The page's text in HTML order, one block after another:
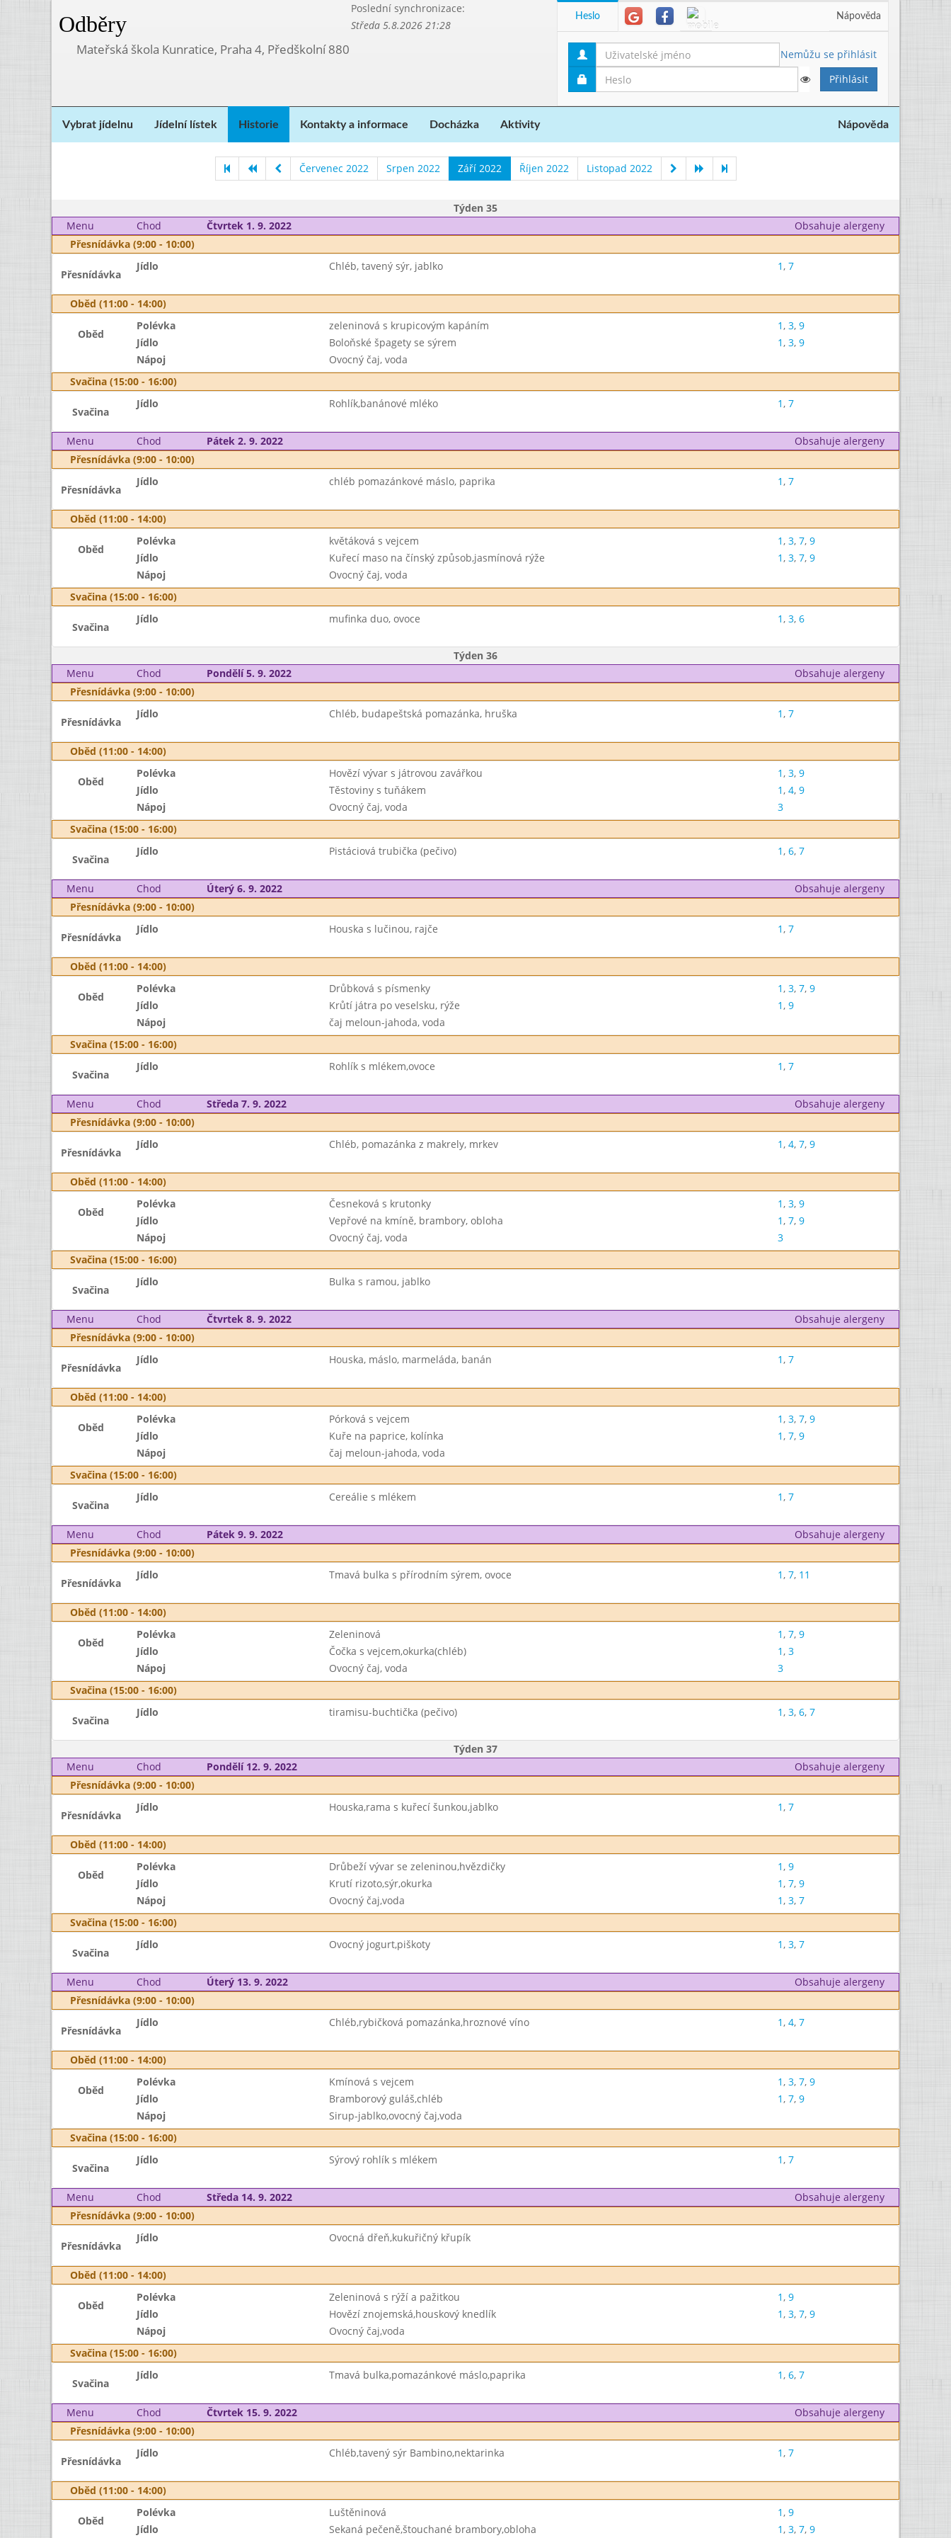
Odběry
Poslední synchronizace:
Středa 5.8.2026 21:28
Mateřská škola Kunratice, Praha 4, Předškolní 880
Heslo Nápověda
Nemůžu se přihlásit
Vybrat jídelnu Jídelní lístek Historie Kontakty a informace Docházka Aktivity Nápověda
Červenec 2022 Srpen 2022 Září 2022 Říjen 2022 Listopad 2022
Týden 35
Menu
Chod Čtvrtek 1. 9. 2022
Obsahuje alergeny
Přesnídávka (9:00 - 10:00)
Přesnídávka
Jídlo Chléb, tavený sýr, jablko 1, 7
Oběd (11:00 - 14:00)
Oběd
Polévka zeleninová s krupicovým kapáním 1, 3, 9
Jídlo
Boloňské špagety se sýrem 1, 3, 9
Nápoj
Ovocný čaj, voda
Svačina (15:00 - 16:00)
Svačina
Jídlo Rohlík,banánové mléko 1, 7
Menu Chod Pátek 2. 9. 2022
Obsahuje alergeny
Přesnídávka (9:00 - 10:00)
Přesnídávka
Jídlo chléb pomazánkové máslo, paprika 1, 7
Oběd (11:00 - 14:00)
Oběd
Polévka květáková s vejcem 1, 3, 7, 9
Jídlo
Kuřecí maso na čínský způsob,jasmínová rýže 1, 3, 7, 9
Nápoj
Ovocný čaj, voda
Svačina (15:00 - 16:00)
Svačina
Jídlo mufinka duo, ovoce 1, 3, 6
Týden 36
Menu
Chod Pondělí 5. 9. 2022
Obsahuje alergeny
Přesnídávka (9:00 - 10:00)
Přesnídávka
Jídlo Chléb, budapeštská pomazánka, hruška 1, 7
Oběd (11:00 - 14:00)
Oběd
Polévka Hovězí vývar s játrovou zavářkou 1, 3, 9
Jídlo
Těstoviny s tuňákem 1, 4, 9
Nápoj
Ovocný čaj, voda
3
Svačina (15:00 - 16:00)
Svačina
Jídlo Pistáciová trubička (pečivo) 1, 6, 7
Menu Chod Úterý 6. 9. 2022
Obsahuje alergeny
Přesnídávka (9:00 - 10:00)
Přesnídávka
Jídlo Houska s lučinou, rajče 1, 7
Oběd (11:00 - 14:00)
Oběd
Polévka Drůbková s písmenky 1, 3, 7, 9
Jídlo
Krůtí játra po veselsku, rýže 1, 9
Nápoj
čaj meloun-jahoda, voda
Svačina (15:00 - 16:00)
Svačina
Jídlo Rohlík s mlékem,ovoce 1, 7
Menu Chod Středa 7. 9. 2022
Obsahuje alergeny
Přesnídávka (9:00 - 10:00)
Přesnídávka
Jídlo Chléb, pomazánka z makrely, mrkev 1, 4, 7, 9
Oběd (11:00 - 14:00)
Oběd
Polévka Česneková s krutonky 1, 3, 9
Jídlo
Vepřové na kmíně, brambory, obloha 1, 7, 9
Nápoj
Ovocný čaj, voda
3
Svačina (15:00 - 16:00)
Svačina
Jídlo Bulka s ramou, jablko
Menu Chod Čtvrtek 8. 9. 2022
Obsahuje alergeny
Přesnídávka (9:00 - 10:00)
Přesnídávka
Jídlo Houska, máslo, marmeláda, banán 1, 7
Oběd (11:00 - 14:00)
Oběd
Polévka Pórková s vejcem 1, 3, 7, 9
Jídlo
Kuře na paprice, kolínka 1, 7, 9
Nápoj
čaj meloun-jahoda, voda
Svačina (15:00 - 16:00)
Svačina
Jídlo Cereálie s mlékem 1, 7
Menu Chod Pátek 9. 9. 2022
Obsahuje alergeny
Přesnídávka (9:00 - 10:00)
Přesnídávka
Jídlo Tmavá bulka s přírodním sýrem, ovoce 1, 7, 11
Oběd (11:00 - 14:00)
Oběd
Polévka Zeleninová 1, 7, 9
Jídlo
Čočka s vejcem,okurka(chléb) 1, 3
Nápoj
Ovocný čaj, voda
3
Svačina (15:00 - 16:00)
Svačina
Jídlo tiramisu-buchtička (pečivo) 1, 3, 6, 7
Týden 37
Menu
Chod Pondělí 12. 9. 2022
Obsahuje alergeny
Přesnídávka (9:00 - 10:00)
Přesnídávka
Jídlo Houska,rama s kuřecí šunkou,jablko 1, 7
Oběd (11:00 - 14:00)
Oběd
Polévka Drůbeží vývar se zeleninou,hvězdičky 1, 9
Jídlo
Krutí rizoto,sýr,okurka 1, 7, 9
Nápoj
Ovocný čaj,voda 1, 3, 7
Svačina (15:00 - 16:00)
Svačina
Jídlo Ovocný jogurt,piškoty 1, 3, 7
Menu Chod Úterý 13. 9. 2022
Obsahuje alergeny
Přesnídávka (9:00 - 10:00)
Přesnídávka
Jídlo Chléb,rybičková pomazánka,hroznové víno 1, 4, 7
Oběd (11:00 - 14:00)
Oběd
Polévka Kmínová s vejcem 1, 3, 7, 9
Jídlo
Bramborový guláš,chléb 1, 7, 9
Nápoj
Sirup-jablko,ovocný čaj,voda
Svačina (15:00 - 16:00)
Svačina
Jídlo Sýrový rohlík s mlékem 1, 7
Menu Chod Středa 14. 9. 2022
Obsahuje alergeny
Přesnídávka (9:00 - 10:00)
Přesnídávka
Jídlo Ovocná dřeň,kukuřičný křupík
Oběd (11:00 - 14:00)
Oběd
Polévka Zeleninová s rýží a pažitkou 1, 9
Jídlo
Hovězí znojemská,houskový knedlík 1, 3, 7, 9
Nápoj
Ovocný čaj,voda
Svačina (15:00 - 16:00)
Svačina
Jídlo Tmavá bulka,pomazánkové máslo,paprika 1, 6, 7
Menu Chod Čtvrtek 15. 9. 2022
Obsahuje alergeny
Přesnídávka (9:00 - 10:00)
Přesnídávka
Jídlo Chléb,tavený sýr Bambino,nektarinka 1, 7
Oběd (11:00 - 14:00)
Oběd
Polévka Luštěninová 1, 9
Jídlo
Sekaná pečeně,štouchané brambory,obloha 1, 3, 7, 9